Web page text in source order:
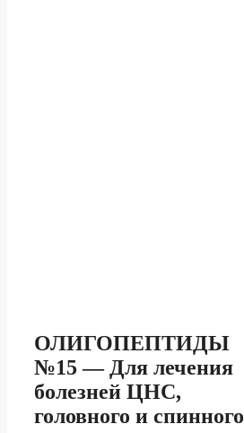
ОЛИГОПЕПТИДЫ
№15 — Для лечения
болезней ЦНС,
головного и спинного